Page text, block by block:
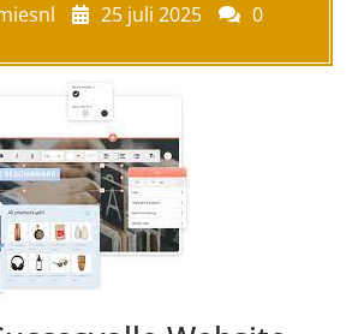
25 juli 2025
0